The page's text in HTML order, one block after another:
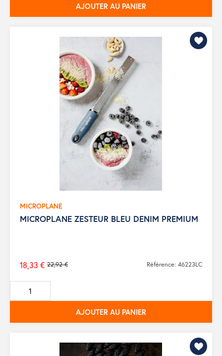
AJOUTER AU PANIER
MICROPLANE
MICROPLANE ZESTEUR BLEU DENIM PREMIUM
Prix
de
base
22,92 €
18,33 € Référence: 46223LC
AJOUTER AU PANIER